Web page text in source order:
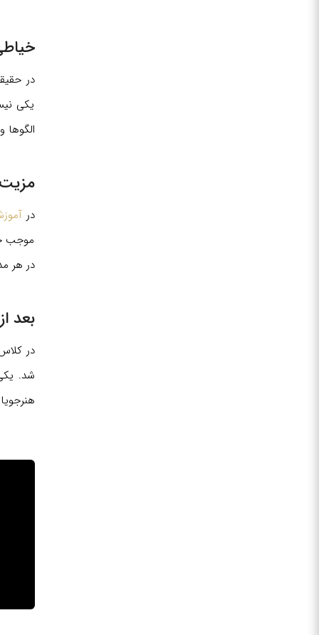
در
یکی
در
موجب
در هر
بعد
در
شد.